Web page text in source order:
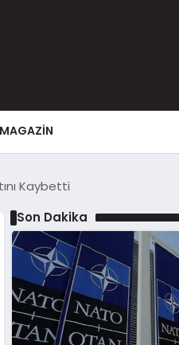
MAGAZIN
Kaybetti
Son Dakika